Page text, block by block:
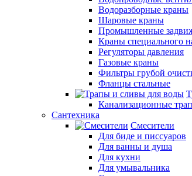
Водоразборные краны
Шаровые краны
Промышленные
Краны специального
Регуляторы давления
Газовые краны
Фильтры грубой
Фланцы стальные
Канализационные
Сантехника
Смесители
Для биде и писсуаров
Для ванны и душа
Для кухни
Для умывальника